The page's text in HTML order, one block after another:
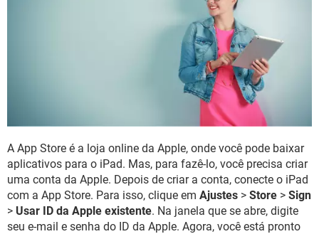
A App Store é a loja online da Apple, onde você pode baixar
aplicativos para o iPad. Mas, para fazê-lo, você precisa criar
uma conta da Apple. Depois de criar a conta, conecte o iPad
com a App Store. Para isso, clique em Ajustes > Store > Sign
> Usar ID da Apple existente. Na janela que se abre, digite
seu e-mail e senha do ID da Apple. Agora, você está pronto